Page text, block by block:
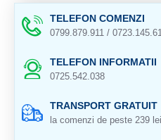
TELEFON COMENZI
0799.879.911 /
TELEFON INFORMATII
0725.542.038
TRANSPORT GRATUIT
la comenzi de peste 239 lei